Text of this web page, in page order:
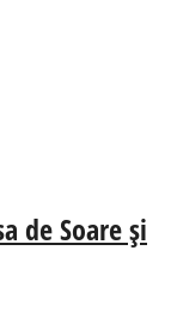
de Soare și